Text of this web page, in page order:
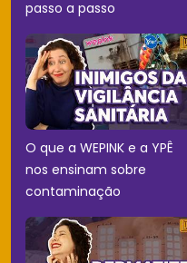
passo a passo
O que a WEPINK e a YPÊ
nos ensinam sobre
contaminação